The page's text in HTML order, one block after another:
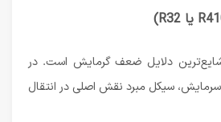
شایع‌ترین دلایل ضعف گرمایش است. در
سیکل مبرد نقش اصلی در انتقال